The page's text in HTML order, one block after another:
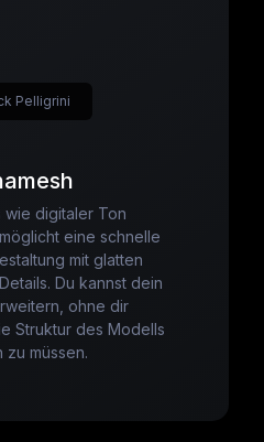
wie digitaler Ton
eine schnelle
mit glatten
Du kannst dein
ohne dir
Struktur des Modells
zu müssen.
Pelligrini